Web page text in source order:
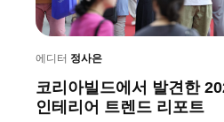
에디터 정사은
코리아빌드에서 발견한
인테리어 트렌드 리포트